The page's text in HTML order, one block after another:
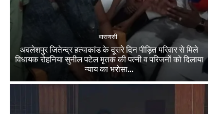
वाराणसी
अवलेशपुर जितेन्द्र हत्याकांड के दूसरे दिन पीड़ित परिवार से मिले
विधायक रोहनिया सुनील पटेल मृतक की पत्नी व परिजनों को दिलाया
न्याय का भरोसा...